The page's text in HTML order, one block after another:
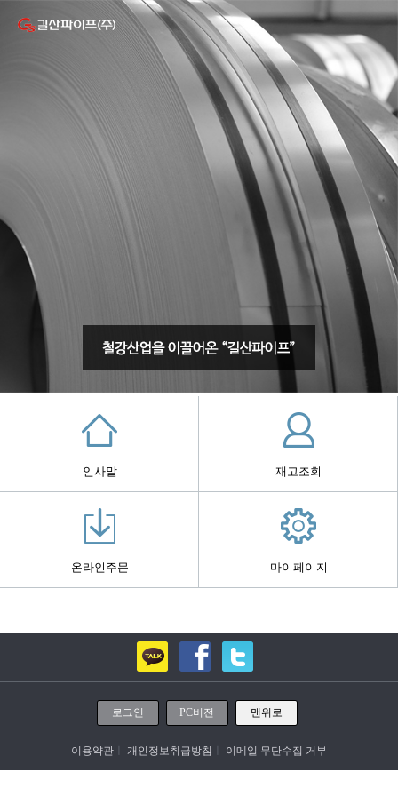
인사말 재고조회
온라인주문 마이페이지
로그인 PC버전 맨위로
이용약관 개인정보취급방침 이메일 무단수집 거부